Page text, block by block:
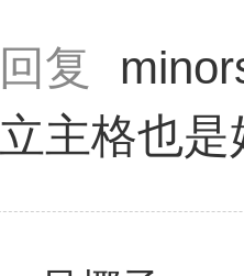
回复
立主格也是